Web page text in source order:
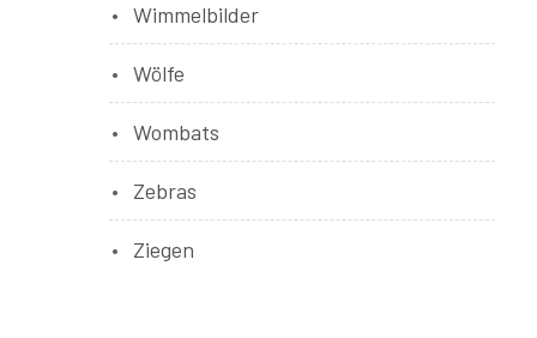
Wimmelbilder
Wölfe
Wombats
Zebras
Ziegen